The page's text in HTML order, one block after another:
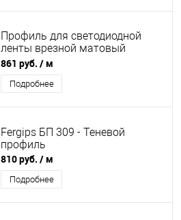
Профиль для светодиодной
ленты врезной матовый
"Русский профиль", РП-СП-03, 2
м анод серебро матовое
861 руб. / м
Подробнее
Fergips БП 309 - Теневой
профиль
810 руб. / м
Подробнее